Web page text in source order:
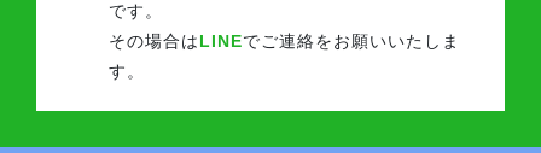
です。
その場合はLINEでご連絡をお願いいたしま
す。